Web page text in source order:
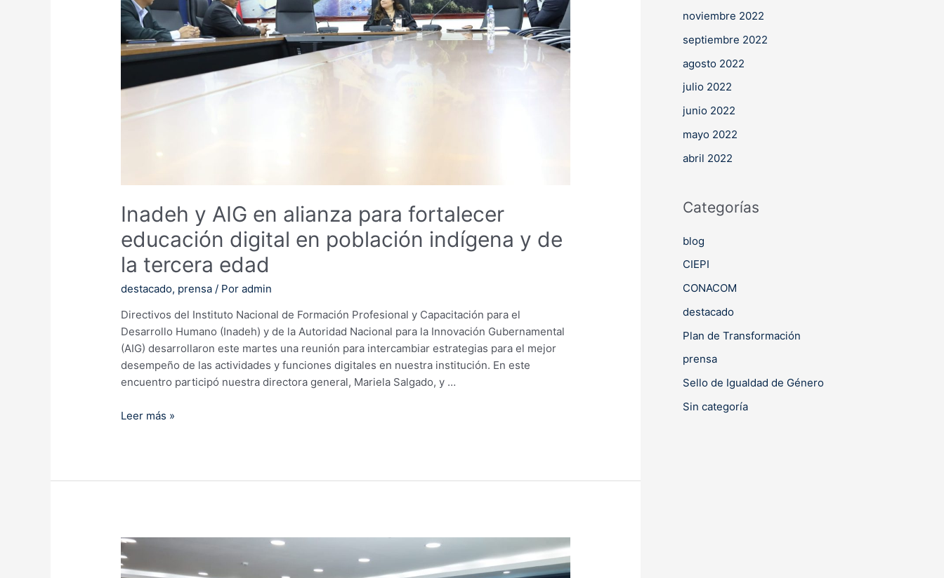
Inadeh y AIG en alianza para fortalecer
educación digital en población indígena y de
la tercera edad
destacado, prensa / Poradmin
Directivos del Instituto Nacional de Formación Profesional y Capacitación para el
Desarrollo Humano (Inadeh) y de la Autoridad Nacional para la Innovación Gubernamental
(AIG) desarrollaron este martes una reunión para intercambiar estrategias para el mejor
desempeño de las actividades y funciones digitales en nuestra institución. En este
encuentro participó nuestra directora general, Mariela Salgado, y …
Inadeh
alianza
digital
en
Leer más »
noviembre 2022
septiembre 2022
agosto 2022
julio 2022
junio 2022
mayo 2022
abril 2022
Categorías
blog
CIEPI
CONACOM
destacado
Plan de Transformación
prensa
Sello de Igualdad de Género
Sin categoría